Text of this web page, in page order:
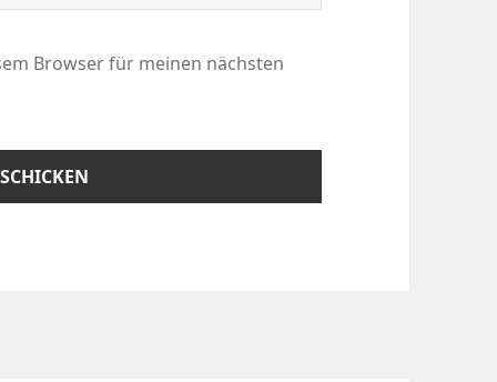
Browser für meinen nächsten